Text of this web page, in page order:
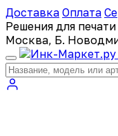
Доставка Оплата
Решения для
Москва, Б.